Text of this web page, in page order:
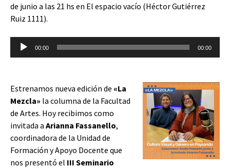
de junio a las 21 hs en El espacio vacío (Héctor Gutiérrez
Ruiz 1111).
Reproductor
00:00 00:00
Estrenamos nueva edición de «La
Mezcla» la columna de la Facultad
de Artes. Hoy recibimos como
invitada a Arianna Fassanello,
coordinadora de la Unidad de
Formación y Apoyo Docente que
nos presentó el III Seminario